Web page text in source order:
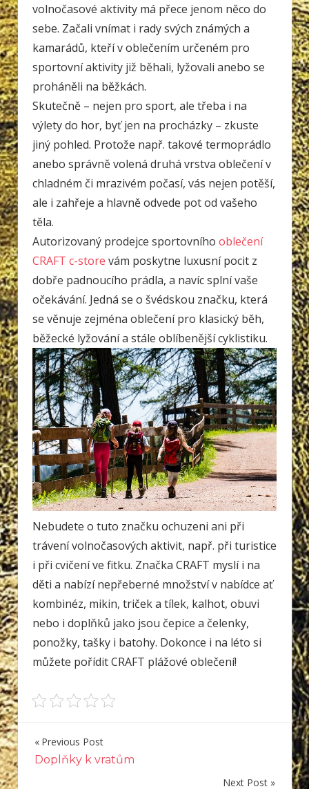
volnočasové aktivity má přece jenom něco do
sebe. Začali vnímat i rady svých známých a
kamarádů, kteří v oblečením určeném pro
sportovní aktivity již běhali, lyžovali anebo se
proháněli na běžkách.
Skutečně – nejen pro sport, ale třeba i na
výlety do hor, byť jen na procházky – zkuste
jiný pohled. Protože např. takové termoprádlo
anebo správně volená druhá vrstva oblečení v
chladném či mrazivém počasí, vás nejen potěší,
ale i zahřeje a hlavně odvede pot od vašeho
těla.
Autorizovaný prodejce sportovního oblečení
CRAFT c-store vám poskytne luxusní pocit z
dobře padnoucího prádla, a navíc splní vaše
očekávání. Jedná se o švédskou značku, která
se věnuje zejména oblečení pro klasický běh,
běžecké lyžování a stále oblíbenější cyklistiku.
Nebudete o tuto značku ochuzeni ani při
trávení volnočasových aktivit, např. při turistice
i při cvičení ve fitku. Značka CRAFT myslí i na
děti a nabízí nepřeberné množství v nabídce ať
kombinéz, mikin, triček a tílek, kalhot, obuvi
nebo i doplňků jako jsou čepice a čelenky,
ponožky, tašky i batohy. Dokonce i na léto si
můžete pořídit CRAFT plážové oblečení!
Navigace
pro
Previous Post
Doplňky k vratům
Next Post